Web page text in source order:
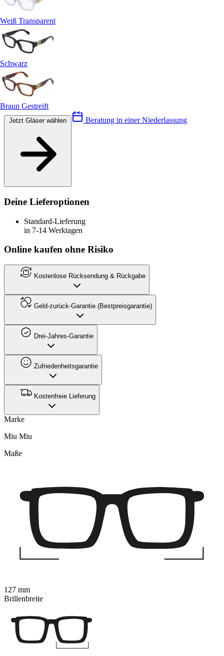
Weiß Transparent
Schwarz
Braun Gestreift
Beratung in einer Niederlassung
Deine Lieferoptionen
Standard-Lieferung
in 7-14 Werktagen
Online kaufen ohne Risiko
Kostenlose Rücksendung & Rückgabe
Geld-zurück-Garantie (Bestpreisgarantie)
Drei-Jahres-Garantie
Zufriedenheitsgarantie
Kostenfreie Lieferung
Marke
Miu Miu
Maße
127 mm
Brillenbreite